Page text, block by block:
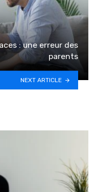
: une erreur des
parents
NEXT ARTICLE